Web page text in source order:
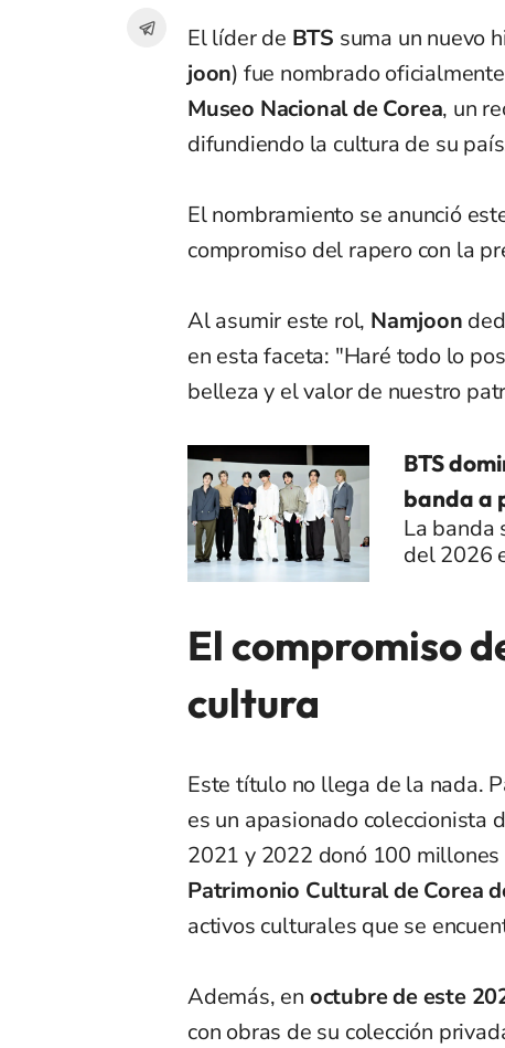
El líder de BTS suma un nuevo
joon) fue nombrado
Museo Nacional de Corea, un
difundiendo la cultura de su
El nombramiento se anunció
compromiso del rapero con la
Al asumir este rol, Namjoon
en esta faceta: "Haré todo lo
belleza y el valor de nuestro
BTS
banda a
La banda
del 2026
El compromiso
cultura
Este título no llega de la nada.
es un apasionado coleccionista
2021 y 2022 donó 100
Patrimonio Cultural de Corea
activos culturales que se
Además, en octubre de este
con obras de su colección